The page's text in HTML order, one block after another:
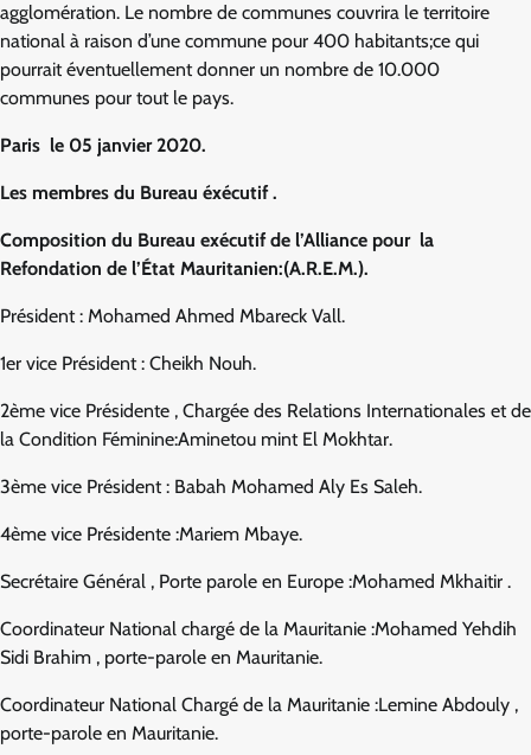
agglomération. Le nombre de communes couvrira le territoire
national à raison d’une commune pour 400 habitants;ce qui
pourrait éventuellement donner un nombre de 10.000
communes pour tout le pays.
Paris le 05 janvier 2020.
Les membres du Bureau éxécutif .
Composition du Bureau exécutif de l’Alliance pour la
Refondation de l’État Mauritanien:(A.R.E.M.).
Président : Mohamed Ahmed Mbareck Vall.
1er vice Président : Cheikh Nouh.
2ème vice Présidente , Chargée des Relations Internationales et de
la Condition Féminine:Aminetou mint El Mokhtar.
3ème vice Président : Babah Mohamed Aly Es Saleh.
4ème vice Présidente :Mariem Mbaye.
Secrétaire Général , Porte parole en Europe :Mohamed Mkhaitir .
Coordinateur National chargé de la Mauritanie :Mohamed Yehdih
Sidi Brahim , porte-parole en Mauritanie.
Coordinateur National Chargé de la Mauritanie :Lemine Abdouly ,
porte-parole en Mauritanie.